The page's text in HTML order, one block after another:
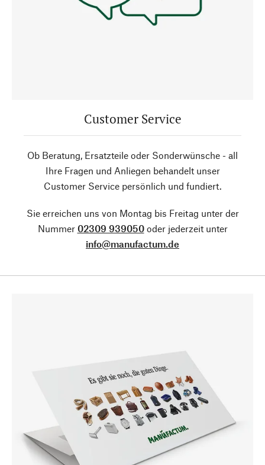
Customer Service
Ob Beratung, Ersatzteile oder Sonderwünsche - all
Ihre Fragen und Anliegen behandelt unser
Customer Service persönlich und fundiert.
Sie erreichen uns von Montag bis Freitag unter der
Nummer 02309 939050oder jederzeit unter
info@manufactum.de